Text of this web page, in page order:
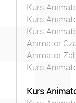
Kurs
Kurs
Kurs
Animator
Animator
Kurs
Kurs